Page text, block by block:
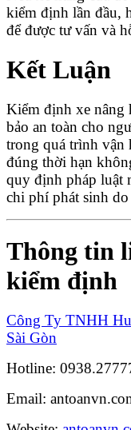
kiểm định lần đầu,
để được tư vấn và
Kết Luận
Kiểm định xe nâng
bảo an toàn cho
trong quá trình vận
đúng thời hạn
quy định pháp luật
chi phí phát sinh
Thông tin
kiểm định
Công Ty TNHH
Sài Gòn
Hotline:
Email: